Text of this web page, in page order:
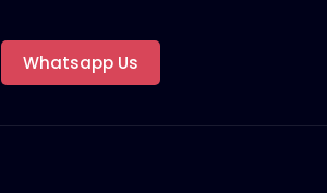
Whatsapp Us